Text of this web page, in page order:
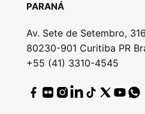
PARANÁ
Av. Sete de Setembro,
80230-901 Curitiba PR
+55 (41) 3310-4545